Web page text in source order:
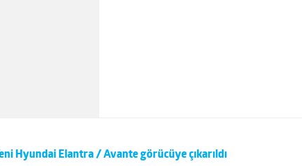
Hyundai Elantra / Avante görücüye çıkarıldı